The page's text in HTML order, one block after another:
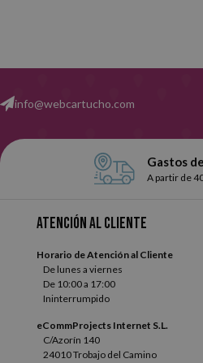
info@webcartucho.com
Gastos
A partir de
Atención al cliente
Horario de Atención al Cliente
De lunes a viernes
De 10:00 a 17:00
Ininterrumpido
eCommProjects Internet S.L.
C/Azorín 140
24010 Trobajo del Camino